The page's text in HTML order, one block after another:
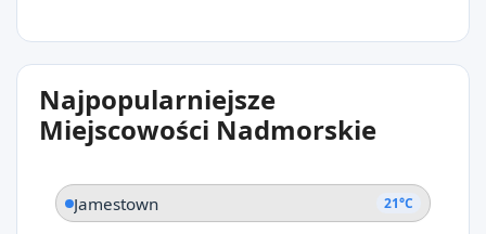
21°C
Jamestown
Najpopularniejsze
Miejscowości Nadmorskie
Jamestown 21°C